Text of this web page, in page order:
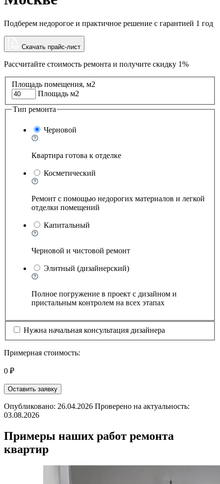
Подберем недорогое и практичное решение с гарантией 1 год
Скачать прайс-лист
Рассчитайте стоимость ремонта и получите скидку 1%
Площадь помещения, м2
Площадь м2
Тип ремонта
Черновой
Квартира готова к отделке
Косметический
Ремонт с помощью недорогих материалов и легкой
отделки помещений
Капитальный
Черновой и чистовой ремонт
Элитный (дизайнерский)
Полное погружение в проект с дизайном и
пристальным контролем на всех этапах
Нужна начальная консультация дизайнера
Примерная стоимость:
0 ₽
Оставить заявку
Опубликовано: 26.04.2026 Проверено на актуальность:
03.08.2026
Примеры наших работ ремонта
квартир